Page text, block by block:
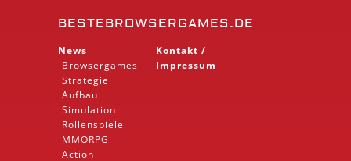
BESTEBROWSERGAMES.DE
News
Browsergames
Strategie
Aufbau
Simulation
Rollenspiele
MMORPG
Action
Kontakt /
Impressum